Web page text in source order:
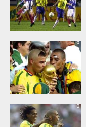
0
0